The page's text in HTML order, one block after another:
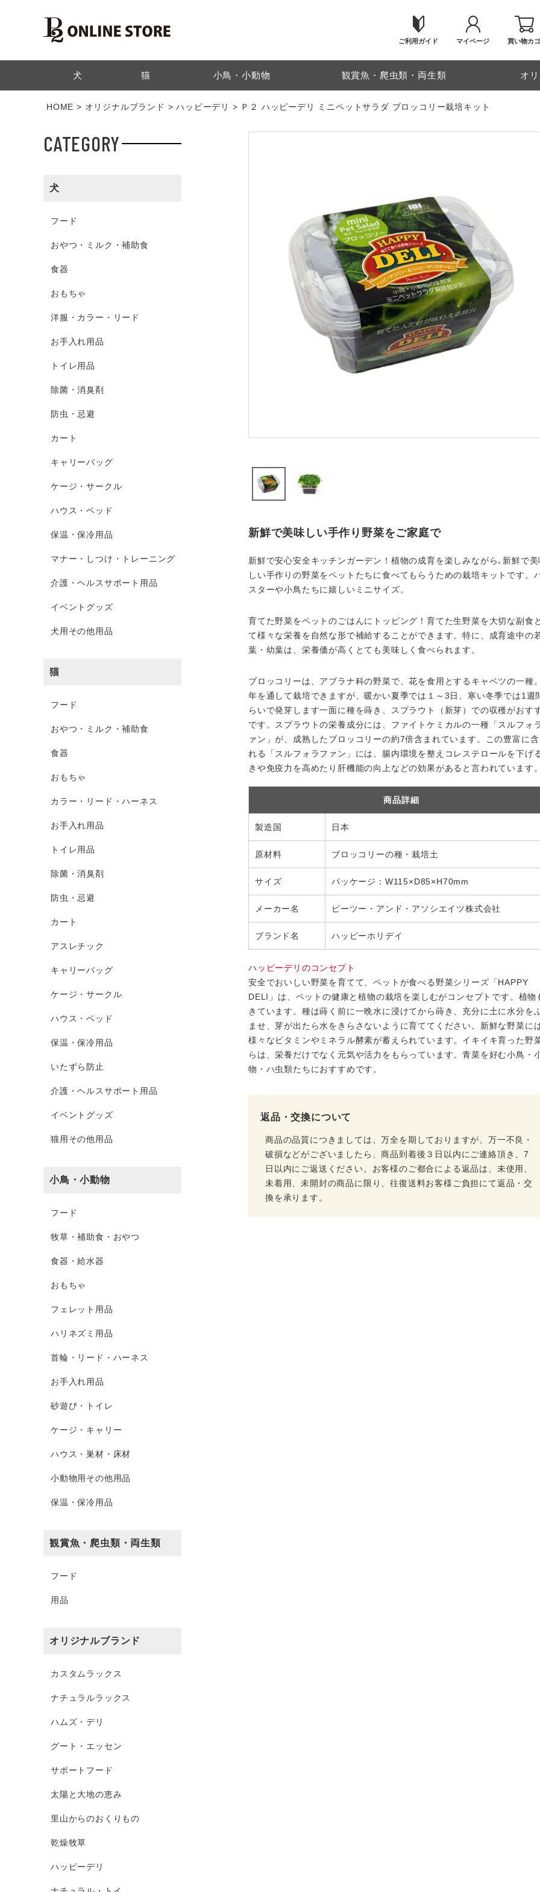
ご利用ガイド マイページ 買い物カゴ
検索
犬 猫 小鳥・小動物 観賞魚・爬虫類・両生類 オ
HOME オリジナルブランド ハッピーデリ Ｐ２ ハッピーデリ ミニペットサラダ ブロッコリー栽培キット
CATEGORY
犬
フード
おやつ・ミルク・補助食
食器
おもちゃ
洋服・カラー・リード
お手入れ用品
トイレ用品
除菌・消臭剤
防虫・忌避
カート
キャリーバッグ
ケージ・サークル
ハウス・ベッド
保温・保冷用品
マナー・しつけ・トレーニング
介護・ヘルスサポート用品
イベントグッズ
犬用その他用品
猫
フード
おやつ・ミルク・補助食
食器
おもちゃ
カラー・リード・ハーネス
お手入れ用品
トイレ用品
除菌・消臭剤
防虫・忌避
カート
アスレチック
キャリーバッグ
ケージ・サークル
ハウス・ベッド
保温・保冷用品
いたずら防止
介護・ヘルスサポート用品
イベントグッズ
猫用その他用品
小鳥・小動物
フード
牧草・補助食・おやつ
食器・給水器
おもちゃ
フェレット用品
ハリネズミ用品
首輪・リード・ハーネス
お手入れ用品
砂遊び・トイレ
ケージ・キャリー
ハウス・巣材・床材
小動物用その他用品
保温・保冷用品
観賞魚・爬虫類・両生類
フード
用品
オリジナルブランド
カスタムラックス
ナチュラルラックス
ハムズ・デリ
グート・エッセン
サポートフード
太陽と大地の恵み
里山からのおくりもの
乾燥牧草
ハッピーデリ
新鮮で美味しい手作り野菜をご家庭で
新鮮で安心安全キッチンガーデン！植物の成育を楽しみながら､新鮮で美
しい手作りの野菜をペットたちに食べてもらうための栽培キットです。
スターや小鳥たちに嬉しいミニサイズ。
育てた野菜をペットのごはんにトッピング！育てた生野菜を大切な副食
て様々な栄養を自然な形で補給することができます。特に、成育途中の
葉・幼葉は、栄養価が高くとても美味しく食べられます。
ブロッコリーは、アブラナ科の野菜で、花を食用とするキャベツの一種
年を通して栽培できますが、暖かい夏季では１～3日、寒い冬季では1週
らいで発芽します一面に種を蒔き、スプラウト（新芽）での収穫がおす
です。スプラウトの栄養成分には、ファイトケミカルの一種「スルフォ
ァン」が、成熟したブロッコリーの約7倍含まれています。この豊富に含
れる「スルフォラファン」には、腸内環境を整えコレステロールを下げ
きや免疫力を高めたり肝機能の向上などの効果があると言われています。
商品詳細
製造国 日本
原材料 ブロッコリーの種・栽培土
サイズ パッケージ：W115×D85×H70mm
メーカー名 ピーツー・アンド・アソシエイツ株式会社
ブランド名 ハッピーホリデイ
ハッピーデリのコンセプト
安全でおいしい野菜を育てて、ペットが食べる野菜シリーズ「HAPPY
DELI」は、ペットの健康と植物の栽培を楽しむがコンセプトです。植物
きています。種は蒔く前に一晩水に浸けてから蒔き、充分に土に水分を
ませ、芽が出たら水をきらさないように育ててください。新鮮な野菜に
様々なビタミンやミネラル酵素が蓄えられています。イキイキ育った野
らは、栄養だけでなく元気や活力をもらっています。青菜を好む小鳥・
物・ハ虫類たちにおすすめです。
返品・交換について
商品の品質につきましては、万全を期しておりますが、万一不良・
破損などがございましたら、商品到着後３日以内にご連絡頂き、7
日以内にご返送ください。お客様のご都合による返品は、未使用、
未着用、未開封の商品に限り、往復送料お客様ご負担にて返品・交
換を承ります。